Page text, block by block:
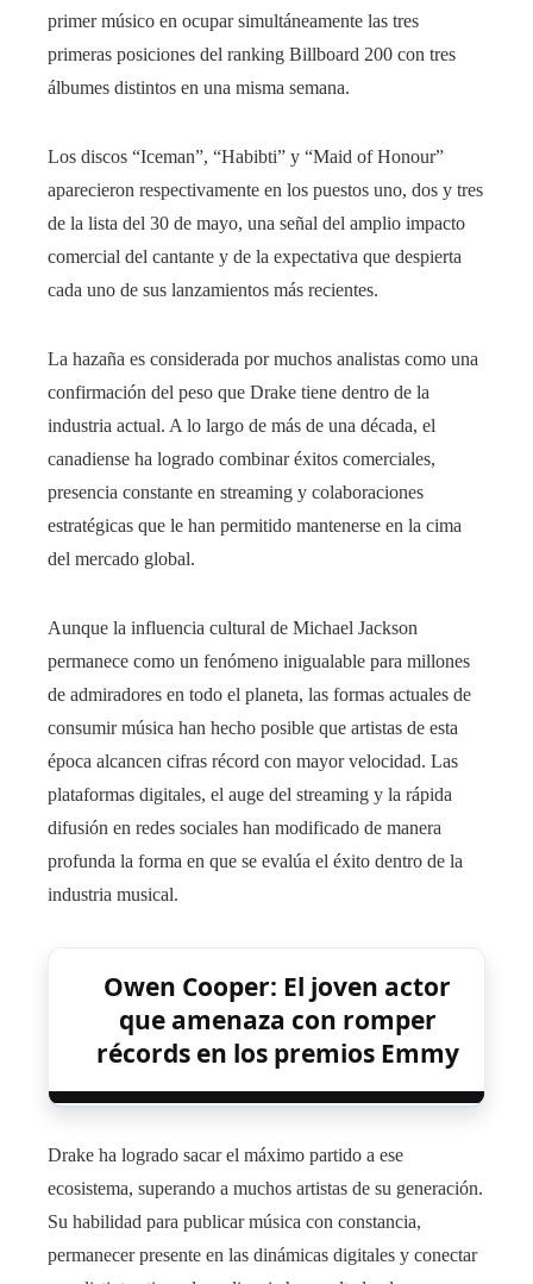
primer músico en ocupar simultáneamente las tres
primeras posiciones del ranking Billboard 200 con tres
álbumes distintos en una misma semana.
Los discos “Iceman”, “Habibti” y “Maid of Honour”
aparecieron respectivamente en los puestos uno, dos y tres
de la lista del 30 de mayo, una señal del amplio impacto
comercial del cantante y de la expectativa que despierta
cada uno de sus lanzamientos más recientes.
La hazaña es considerada por muchos analistas como una
confirmación del peso que Drake tiene dentro de la
industria actual. A lo largo de más de una década, el
canadiense ha logrado combinar éxitos comerciales,
presencia constante en streaming y colaboraciones
estratégicas que le han permitido mantenerse en la cima
del mercado global.
Aunque la influencia cultural de Michael Jackson
permanece como un fenómeno inigualable para millones
de admiradores en todo el planeta, las formas actuales de
consumir música han hecho posible que artistas de esta
época alcancen cifras récord con mayor velocidad. Las
plataformas digitales, el auge del streaming y la rápida
difusión en redes sociales han modificado de manera
profunda la forma en que se evalúa el éxito dentro de la
industria musical.
Owen Cooper: El joven actor
que amenaza con romper
récords en los premios Emmy
Drake ha logrado sacar el máximo partido a ese
ecosistema, superando a muchos artistas de su generación.
Su habilidad para publicar música con constancia,
permanecer presente en las dinámicas digitales y conectar